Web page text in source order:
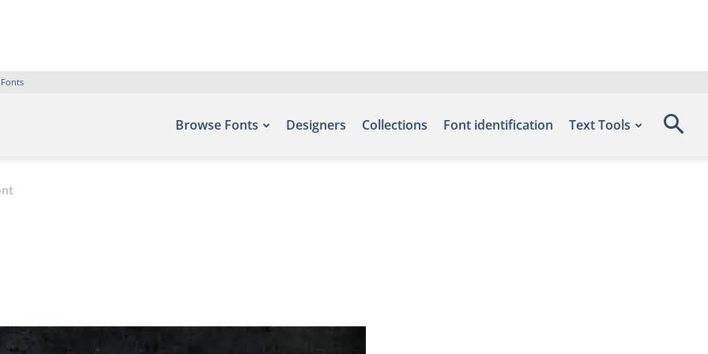
Browse Fonts Designers Collections Font identification Text Tools